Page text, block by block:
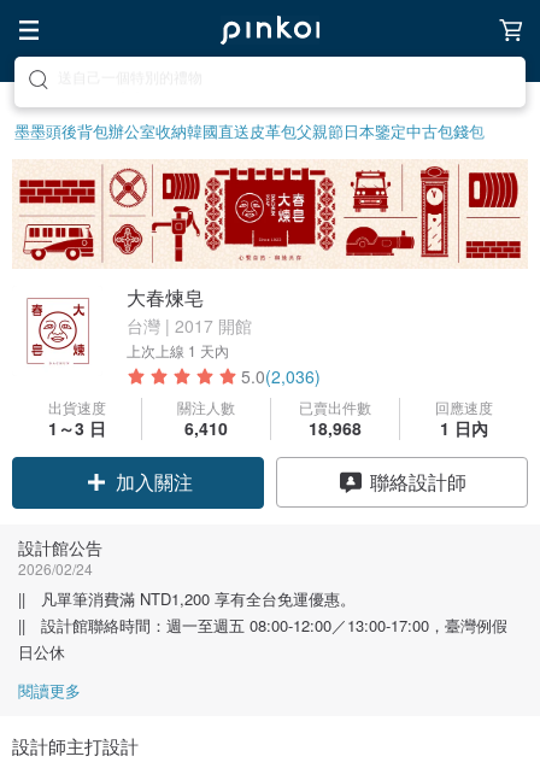
墨墨頭後背包辦公室收納韓國直送皮革包父親節日本鑒定中古包錢包
大春煉皂
台灣 | 2017 開館
上次上線 1 天內
5.0(2,036)
出貨速度
1～3 日
關注人數
6,410
已賣出件數
18,968
回應速度
1 日內
加入關注 聯絡設計師
設計館公告
2026/02/24
|| 凡單筆消費滿 NTD1,200 享有全台免運優惠。
|| 設計館聯絡時間：週一至週五 08:00-12:00／13:00-17:00，臺灣例假
日公休
閱讀更多
設計師主打設計